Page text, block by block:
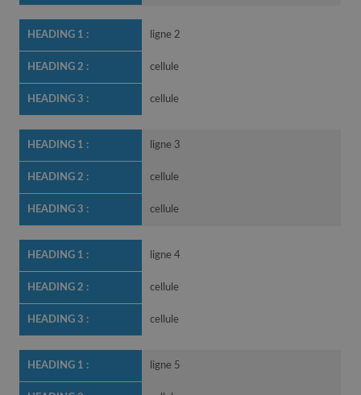
ligne 2
cellule
cellule
ligne 3
cellule
cellule
ligne 4
cellule
cellule
ligne 5